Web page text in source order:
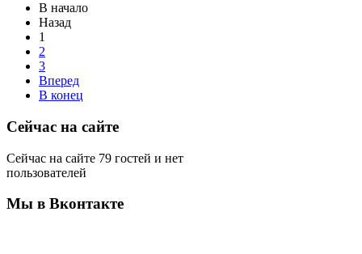
В начало
Назад
1
2
3
Вперед
В конец
Сейчас на сайте
Сейчас на сайте 79 гостей и нет
пользователей
Мы в Вконтакте